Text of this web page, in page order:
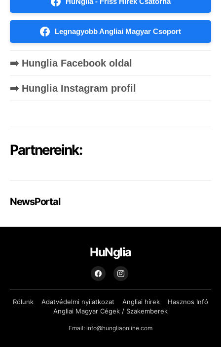
Legnagyobb Angliai Magyar Csoport
➡️ Hunglia Facebook oldal
➡️ Hunglia Instagram profil
Partnereink:
NewsPortal
HuNglia
Rólunk Adatvédelmi nyilatkozat Angliai hírek
Hasznos Infó
Angliai Magyar Cégek / Szakemberek
Email: info@hungliaonline.com